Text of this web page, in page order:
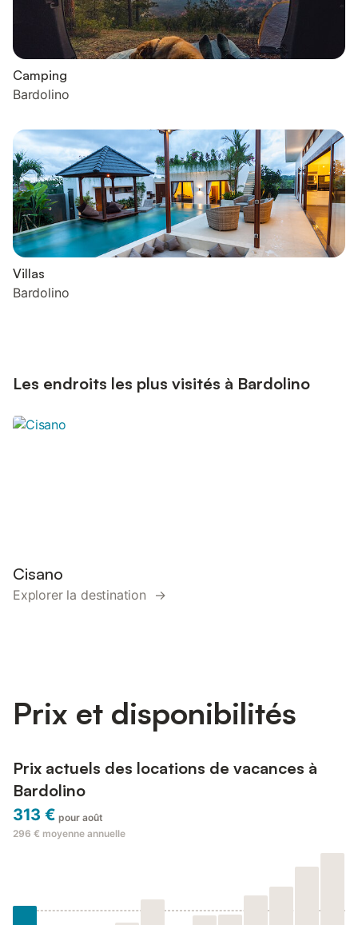
Camping
Bardolino
Villas
Bardolino
Les endroits les plus visités à Bardolino
Cisano
Explorer la destination →
Prix et disponibilités
Prix actuels des locations de vacances à
Bardolino
313 € pour août
296 € moyenne annuelle